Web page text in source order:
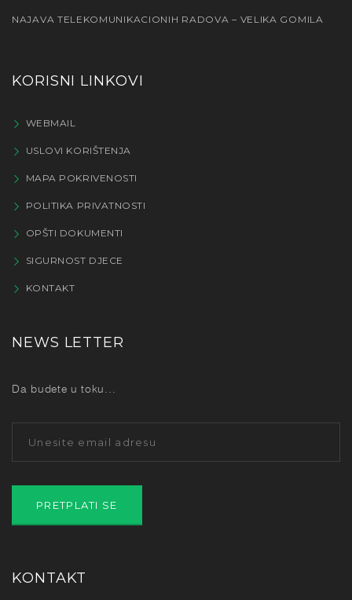
NAJAVA TELEKOMUNIKACIONIH RADOVA – VELIKA GOMILA
KORISNI LINKOVI
WEBMAIL
USLOVI KORIŠTENJA
MAPA POKRIVENOSTI
POLITIKA PRIVATNOSTI
OPŠTI DOKUMENTI
SIGURNOST DJECE
KONTAKT
NEWS LETTER
Da budete u toku...
KONTAKT